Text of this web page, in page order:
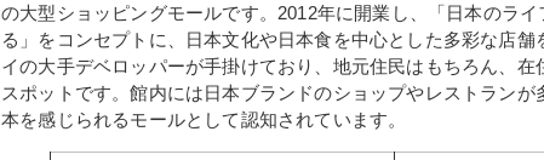
の大型ショッピングモールです。2012年に開業し、「日本のラ
る」をコンセプトに、日本文化や日本食を中心とした多彩な店舗
イの大手デベロッパーが手掛けており、地元住民はもちろん、
スポットです。館内には日本ブランドのショップやレストランが
本を感じられるモールとして認知されています。